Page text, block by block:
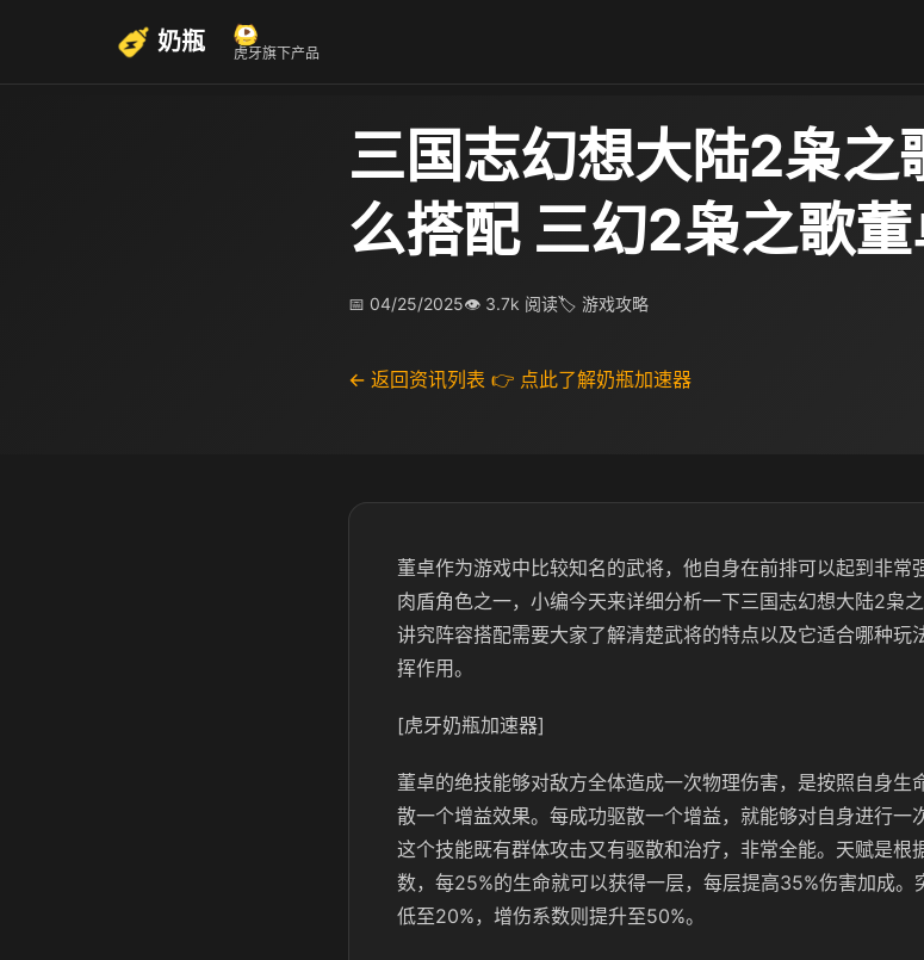
奶瓶 虎牙旗下产品
三国志幻想大陆2枭之
么搭配 三幻2枭之歌
📅 04/25/2025👁 3.7k 阅读🏷 游戏攻略
← 返回资讯列表 👉 点此了解奶瓶加速器
董卓作为游戏中比较知名的武将，他自身在前排可以起到非常
肉盾角色之一，小编今天来详细分析一下三国志幻想大陆2枭
讲究阵容搭配需要大家了解清楚武将的特点以及它适合哪种玩
挥作用。
[虎牙奶瓶加速器]
董卓的绝技能够对敌方全体造成一次物理伤害，是按照自身生
散一个增益效果。每成功驱散一个增益，就能够对自身进行一
这个技能既有群体攻击又有驱散和治疗，非常全能。天赋是根
数，每25%的生命就可以获得一层，每层提高35%伤害加成
低至20%，增伤系数则提升至50%。